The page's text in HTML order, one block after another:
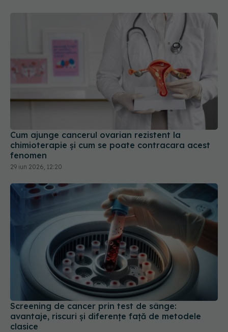
Cum ajunge cancerul ovarian rezistent la
chimioterapie și cum se poate contracara acest
fenomen
29 iun 2026, 12:20
Screening de cancer prin test de sânge:
avantaje, riscuri și diferențe față de metodele
clasice